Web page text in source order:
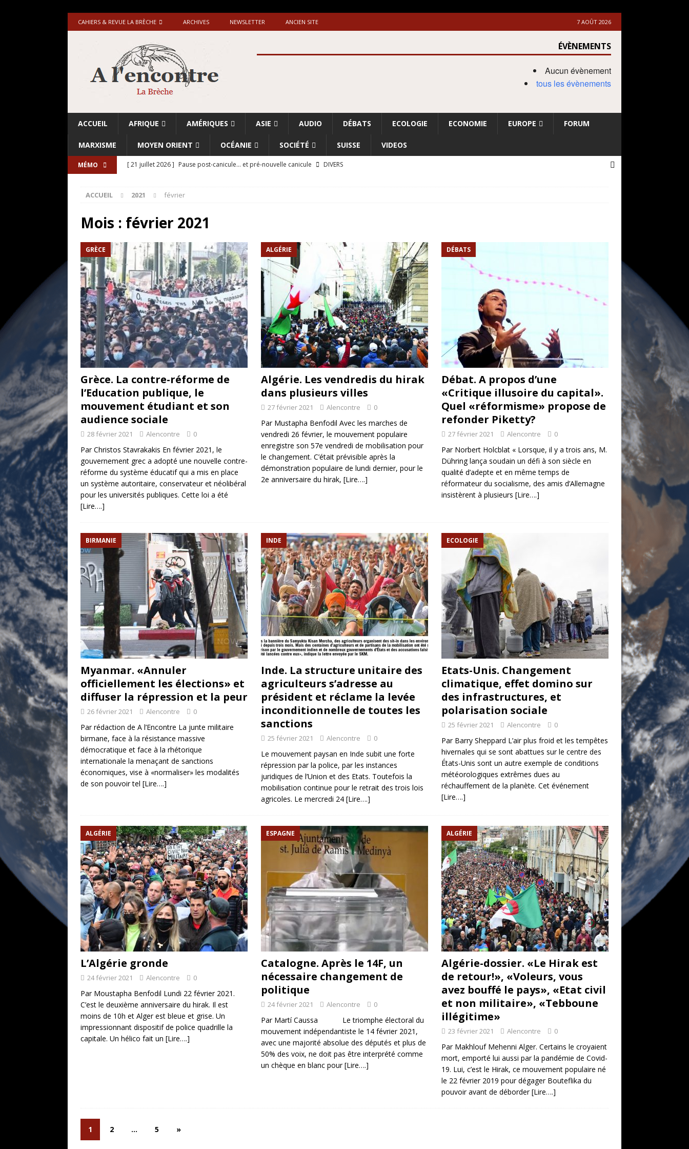
CAHIERS & REVUE LA BRÈCHE ARCHIVES NEWSLETTER ANCIEN SITE 7 AOÛT 2026
ÉVÈNEMENTS
Aucun évènement
tous les évènements
ACCUEIL AFRIQUE AMÉRIQUES ASIE AUDIO DÉBATS ECOLOGIE ECONOMIE EUROPE FORUM
MARXISME MOYEN ORIENT OCÉANIE SOCIÉTÉ SUISSE VIDEOS
MÉMO [ 21 juillet 2026 ] Pause post-canicule… et pré-nouvelle canicule
DIVERS
[ 18 juillet 2026 ] Israël-Palestine. «Accentuation du nettoyage ethnique en Cisjordanie et à Gaza
avant les élections du 27 octobre»
et une menace»
ETATS-UNIS
[ 17 juillet 2026 ] Iran. Le retour de l’option militaire
ETATS-UNIS
[ 14 juin 2020 ] Brésil. Les vies noires comptent: l’urgence de la démilitarisation de la Police militaire
* LA UNE
ACCUEIL 2021 février
Mois : février 2021
GRÈCE
Grèce. La contre-réforme de
l’Education publique, le
mouvement étudiant et son
audience sociale
28 février 2021 Alencontre 0
Par Christos Stavrakakis En février 2021, le
gouvernement grec a adopté une nouvelle contre-
réforme du système éducatif qui a mis en place
un système autoritaire, conservateur et néolibéral
pour les universités publiques. Cette loi a été
[Lire….]
ALGÉRIE
Algérie. Les vendredis du hirak
dans plusieurs villes
27 février 2021 Alencontre 0
Par Mustapha Benfodil Avec les marches de
vendredi 26 février, le mouvement populaire
enregistre son 57e vendredi de mobilisation pour
le changement. C’était prévisible après la
démonstration populaire de lundi dernier, pour le
2e anniversaire du hirak, [Lire….]
DÉBATS
Débat. A propos d’une
«Critique illusoire du capital».
Quel «réformisme» propose de
refonder Piketty?
27 février 2021 Alencontre 0
Par Norbert Holcblat « Lorsque, il y a trois ans, M.
Dühring lança soudain un défi à son siècle en
qualité d’adepte et en même temps de
réformateur du socialisme, des amis d’Allemagne
insistèrent à plusieurs [Lire….]
BIRMANIE
Myanmar. «Annuler
officiellement les élections» et
diffuser la répression et la peur
26 février 2021 Alencontre 0
Par rédaction de A l’Encontre La junte militaire
birmane, face à la résistance massive
démocratique et face à la rhétorique
internationale la menaçant de sanctions
économiques, vise à «normaliser» les modalités
de son pouvoir tel [Lire….]
INDE
Inde. La structure unitaire des
agriculteurs s’adresse au
président et réclame la levée
inconditionnelle de toutes les
sanctions
25 février 2021 Alencontre 0
Le mouvement paysan en Inde subit une forte
répression par la police, par les instances
juridiques de l’Union et des Etats. Toutefois la
mobilisation continue pour le retrait des trois lois
agricoles. Le mercredi 24 [Lire….]
ECOLOGIE
Etats-Unis. Changement
climatique, effet domino sur
des infrastructures, et
polarisation sociale
25 février 2021 Alencontre 0
Par Barry Sheppard L’air plus froid et les tempêtes
hivernales qui se sont abattues sur le centre des
États-Unis sont un autre exemple de conditions
météorologiques extrêmes dues au
réchauffement de la planète. Cet événement
[Lire….]
ALGÉRIE
L’Algérie gronde
24 février 2021 Alencontre 0
Par Moustapha Benfodil Lundi 22 février 2021.
C’est le deuxième anniversaire du hirak. Il est
moins de 10h et Alger est bleue et grise. Un
impressionnant dispositif de police quadrille la
capitale. Un hélico fait un [Lire….]
ESPAGNE
Catalogne. Après le 14F, un
nécessaire changement de
politique
24 février 2021 Alencontre 0
Par Martí Caussa Le triomphe électoral du
mouvement indépendantiste le 14 février 2021,
avec une majorité absolue des députés et plus de
50% des voix, ne doit pas être interprété comme
un chèque en blanc pour[Lire….]
ALGÉRIE
Algérie-dossier. «Le Hirak est
de retour!», «Voleurs, vous
avez bouffé le pays», «Etat civil
et non militaire», «Tebboune
illégitime»
23 février 2021 Alencontre 0
Par Makhlouf Mehenni Alger. Certains le croyaient
mort, emporté lui aussi par la pandémie de Covid-
19. Lui, c’est le Hirak, ce mouvement populaire né
le 22 février 2019 pour dégager Bouteflika du
pouvoir avant de déborder[Lire….]
1 2 … 5 »